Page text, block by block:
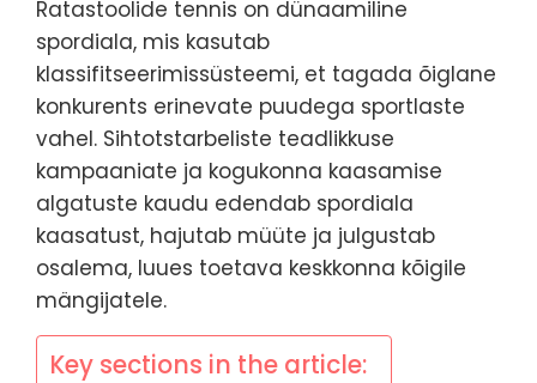
Ratastoolide tennis on dünaamiline
spordiala, mis kasutab
klassifitseerimissüsteemi, et tagada õiglane
konkurents erinevate puudega sportlaste
vahel. Sihtotstarbeliste teadlikkuse
kampaaniate ja kogukonna kaasamise
algatuste kaudu edendab spordiala
kaasatust, hajutab müüte ja julgustab
osalema, luues toetava keskkonna kõigile
mängijatele.
Key sections in the article: